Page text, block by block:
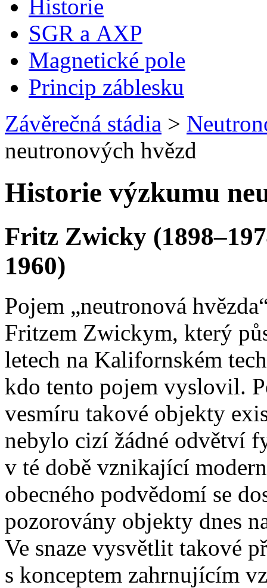
Historie
SGR a AXP
Magnetické pole
Princip záblesku
Závěrečná stádia >
neutronových hvězd
Historie výzkumu
Fritz Zwicky
1960)
Pojem „neutronová
Fritzem Zwickym, který
letech na Kalifornském
kdo tento pojem vyslovil.
vesmíru takové objekty
nebylo cizí žádné odvětví
v té době vznikající
obecného podvědomí se
pozorovány objekty dnes
Ve snaze vysvětlit takové
s konceptem zahrnujícím